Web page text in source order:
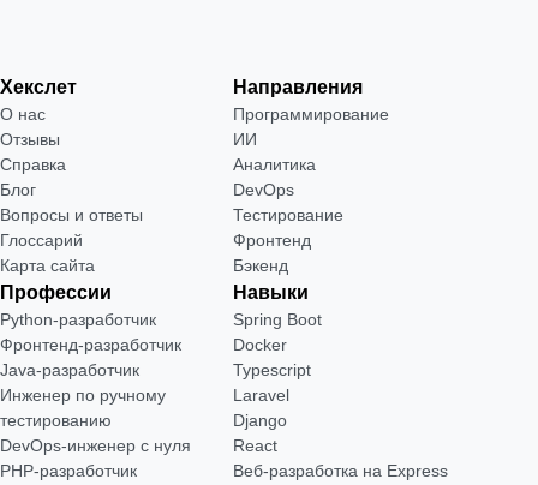
Хекслет
О нас
Отзывы
Справка
Блог
Вопросы и ответы
Глоссарий
Карта сайта
Направления
Программирование
ИИ
Аналитика
DevOps
Тестирование
Фронтенд
Бэкенд
Профессии
Python-разработчик
Фронтенд-разработчик
Java-разработчик
Инженер по ручному
тестированию
DevOps-инженер с нуля
РНР-разработчик
Навыки
Spring Boot
Docker
Typescript
Laravel
Django
React
Веб-разработка на Express